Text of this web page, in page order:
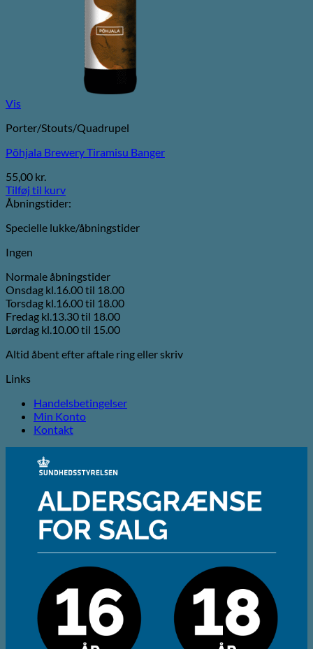
Vis
Porter/Stouts/Quadrupel
Põhjala Brewery Tiramisu Banger
55,00 kr.
Tilføj til kurv
Åbningstider:
Specielle lukke/åbningstider
Ingen
Normale åbningstider
Onsdag kl.16.00 til 18.00
Torsdag kl.16.00 til 18.00
Fredag kl.13.30 til 18.00
Lørdag kl.10.00 til 15.00
Altid åbent efter aftale ring eller skriv
Links
Handelsbetingelser
Min Konto
Kontakt